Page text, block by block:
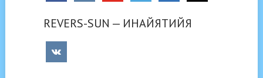
REVERS-SUN — ИНАЙЯТИЙЯ